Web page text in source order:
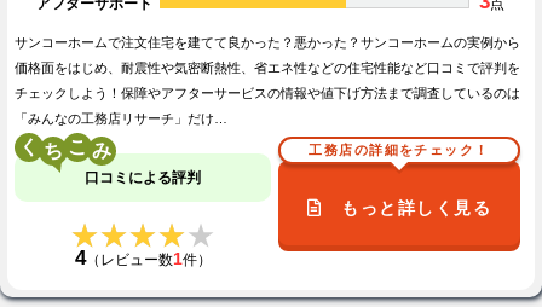
アフターサポート
点
サンコーホームで注文住宅を建てて良かった？悪かった？サンコーホームの実例から
価格面をはじめ、耐震性や気密断熱性、省エネ性などの住宅性能など口コミで評判を
チェックしよう！保障やアフターサービスの情報や値下げ方法まで調査しているのは
「みんなの工務店リサーチ」だけ…
く こ
口コミによる評判
★★★★★
★★★★★
4（レビュー数1件）
工務店の詳細をチェック！
もっと詳しく見る